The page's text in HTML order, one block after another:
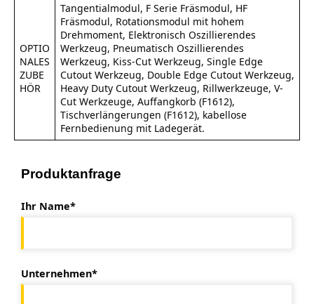
OPTIO
NALES
ZUBE
HÖR
Tangentialmodul, F Serie Fräsmodul, HF
Fräsmodul, Rotationsmodul mit hohem
Drehmoment, Elektronisch Oszillierendes
Werkzeug, Pneumatisch Oszillierendes
Werkzeug, Kiss-Cut Werkzeug, Single Edge
Cutout Werkzeug, Double Edge Cutout Werkzeug,
Heavy Duty Cutout Werkzeug, Rillwerkzeuge, V-
Cut Werkzeuge, Auffangkorb (F1612),
Tischverlängerungen (F1612), kabellose
Fernbedienung mit Ladegerät.
Produktanfrage
Ihr Name*
Unternehmen*